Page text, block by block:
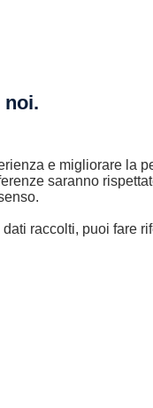
noi.
e migliorare la
saranno
raccolti, puoi fare